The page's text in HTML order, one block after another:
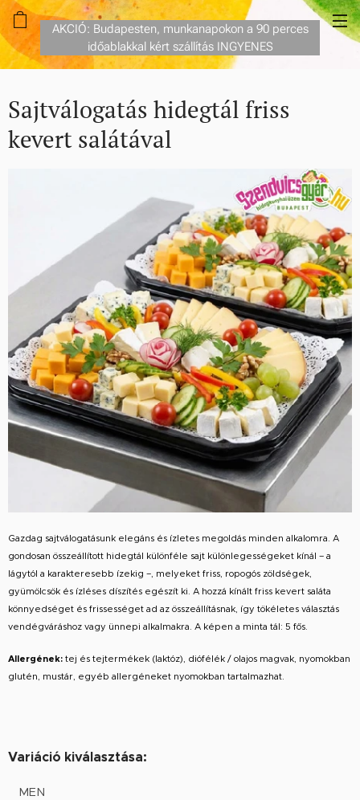
AKCIÓ: Budapesten, munkanapokon a 90 perces
időablakkal kért szállítás INGYENES
Sajtválogatás hidegtál friss
kevert salátával
Gazdag sajtválogatásunk elegáns és ízletes megoldás minden alkalomra. A
gondosan összeállított hidegtál különféle sajt különlegességeket kínál – a
lágytól a karakteresebb ízekig –, melyeket friss, ropogós zöldségek,
gyümölcsök és ízléses díszítés egészít ki. A hozzá kínált friss kevert saláta
könnyedséget és frissességet ad az összeállításnak, így tökéletes választás
vendégváráshoz vagy ünnepi alkalmakra. A képen a minta tál: 5 fős.
Allergének: tej és tejtermékek (laktóz), diófélék / olajos magvak, nyomokban
glutén, mustár, egyéb allergéneket nyomokban tartalmazhat.
Variáció kiválasztása:
MEN